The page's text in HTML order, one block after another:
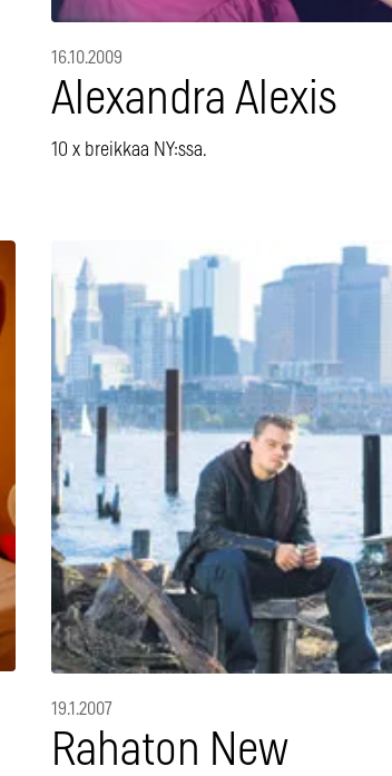
16.10.2009
Alexandra Alexis
10 x breikkaa NY:ssa.
19.1.2007
Rahaton New